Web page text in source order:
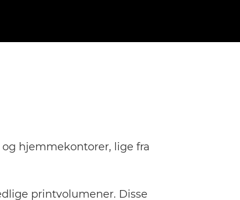
hjemmekontorer, lige fra
printvolumener. Disse